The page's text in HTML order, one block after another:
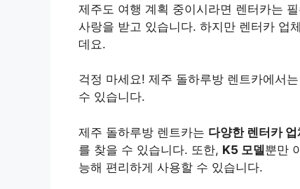
제주도 여행 계획 중이시라면 렌터카는
사랑을 받고 있습니다. 하지만 렌터카 업
데요.
걱정 마세요! 제주 돌하루방 렌트카에서는
수 있습니다.
제주 돌하루방 렌트카는 다양한 렌터카
를 찾을 수 있습니다. 또한, K5 모델뿐만
능해 편리하게 사용할 수 있습니다.